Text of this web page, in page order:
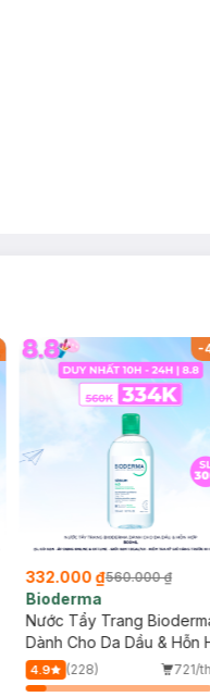
-
332.000 ₫560.000 ₫
Bioderma
Nước Tẩy Trang
Dành Cho Da Dầu & Hỗn
500ml
4.9 (228)
721/